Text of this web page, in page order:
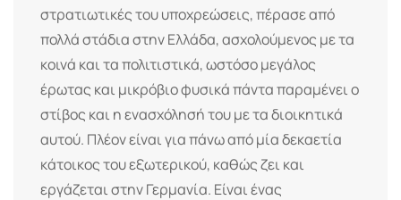
στρατιωτικές του υποχρεώσεις, πέρασε από
πολλά στάδια στην Ελλάδα, ασχολούμενος με τα
κοινά και τα πολιτιστικά, ωστόσο μεγάλος
έρωτας και μικρόβιο φυσικά πάντα παραμένει ο
στίβος και η ενασχόλησή του με τα διοικητικά
αυτού. Πλέον είναι για πάνω από μία δεκαετία
κάτοικος του εξωτερικού, καθώς ζει και
εργάζεται στην Γερμανία. Είναι ένας